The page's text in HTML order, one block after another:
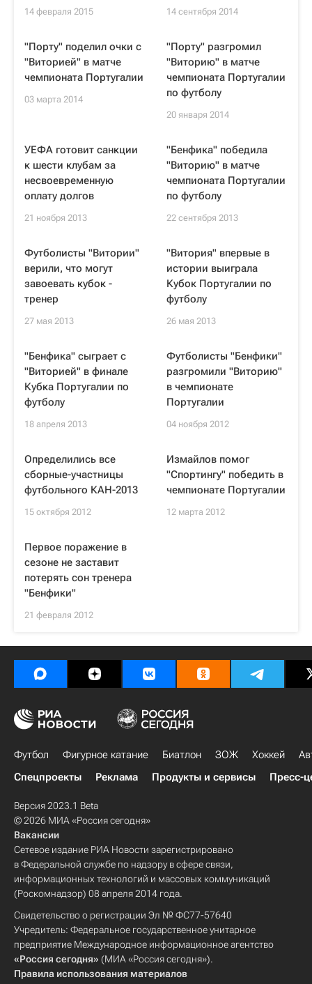
14 февраля 2015 14 сентября 2014
"Порту" поделил очки с
"Виторией" в матче
чемпионата Португалии
03 марта 2014
"Порту" разгромил
"Виторию" в матче
чемпионата Португалии
по футболу
20 января 2014
УЕФА готовит санкции
к шести клубам за
несвоевременную
оплату долгов
21 ноября 2013
"Бенфика" победила
"Виторию" в матче
чемпионата Португалии
по футболу
22 сентября 2013
Футболисты "Витории"
верили, что могут
завоевать кубок -
тренер
27 мая 2013
"Витория" впервые в
истории выиграла
Кубок Португалии по
футболу
26 мая 2013
"Бенфика" сыграет с
"Виторией" в финале
Кубка Португалии по
футболу
18 апреля 2013
Футболисты "Бенфики"
разгромили "Виторию"
в чемпионате
Португалии
04 ноября 2012
Определились все
сборные-участницы
футбольного КАН-2013
15 октября 2012
Измайлов помог
"Спортингу" победить в
чемпионате Португалии
12 марта 2012
Первое поражение в
сезоне не заставит
потерять сон тренера
"Бенфики"
21 февраля 2012
Футбол Фигурное катание Биатлон ЗОЖ Хоккей
Спецпроекты
Реклама Продукты и сервисы Пресс-
Версия 2023.1 Beta
© 2026 МИА «Россия сегодня»
Вакансии
Сетевое издание РИА Новости зарегистрировано
в Федеральной службе по надзору в сфере связи,
информационных технологий и массовых коммуникаций
(Роскомнадзор) 08 апреля 2014 года.
Свидетельство о регистрации Эл № ФС77-57640
Учредитель: Федеральное государственное унитарное
предприятие Международное информационное агентство
«Россия сегодня» (МИА «Россия сегодня»).
Правила использования материалов